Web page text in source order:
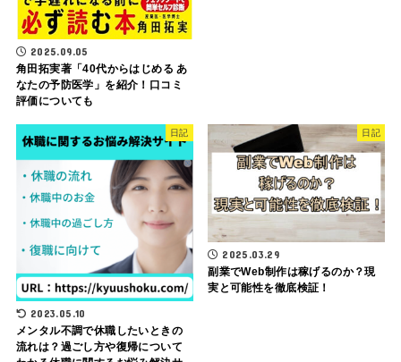
2025.09.05
角田拓実著「40代からはじめる あ
なたの予防医学」を紹介！口コミ
評価についても
日記
2023.05.10
メンタル不調で休職したいときの
流れは？過ごし方や復帰について
日記
2025.03.29
副業でWeb制作は稼げるのか？現
実と可能性を徹底検証！